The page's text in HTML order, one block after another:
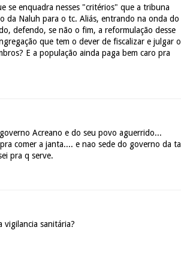
se enquadra nesses "critérios" que a tribuna
da Naluh para o tc. Aliás, entrando na onda do
defendo, se não o fim, a reformulação desse
que tem o dever de fiscalizar e julgar o
E a população ainda paga bem caro pra
Acreano e do seu povo aguerrido...
comer a janta.... e nao sede do governo da tal
pra q serve.
vigilancia sanitária?